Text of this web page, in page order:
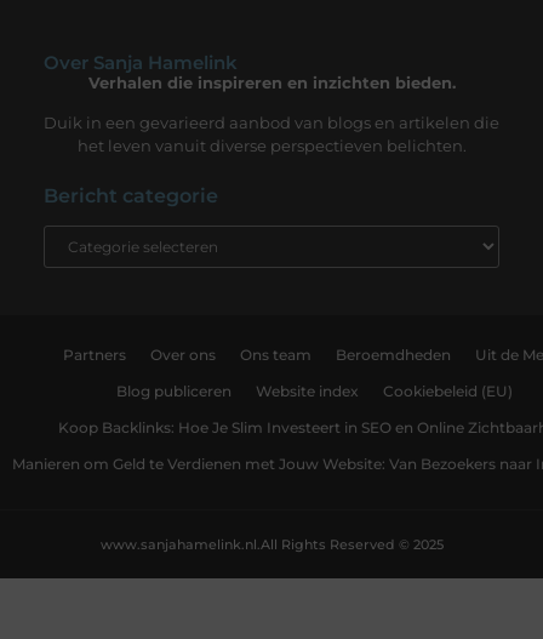
Over Sanja Hamelink
Verhalen die inspireren en inzichten bieden.
Duik in een gevarieerd aanbod van blogs en artikelen die
het leven vanuit diverse perspectieven belichten.
Bericht categorie
Partners Over ons Ons team Beroemdheden Uit de
Blog publiceren Website index Cookiebeleid (EU)
Koop Backlinks: Hoe Je Slim Investeert in SEO en Online
Manieren om Geld te Verdienen met Jouw Website: Van Bezoekers naar
All Rights Reserved © 2025
www.sanjahamelink.nl.